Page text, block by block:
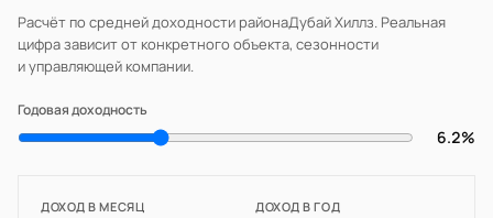
Расчёт по средней доходности районаДубай Хиллз. Реальная
цифра зависит от конкретного объекта, сезонности
и управляющей компании.
Годовая доходность
6.2%
ДОХОД В МЕСЯЦ ДОХОД В ГОД